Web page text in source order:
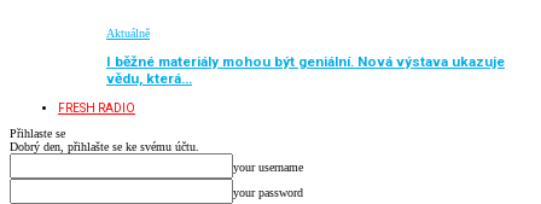
Aktuálně
I běžné materiály mohou být geniální. Nová výstava ukazuje
vědu, která…
FRESH RADIO
Přihlaste se
Dobrý den, přihlašte se ke svému účtu.
your username
your password